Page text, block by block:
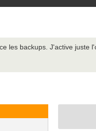
les backups. J'active juste